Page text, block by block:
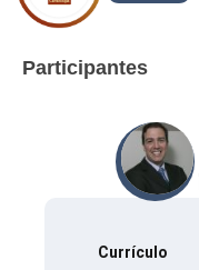
Participantes
Currículo